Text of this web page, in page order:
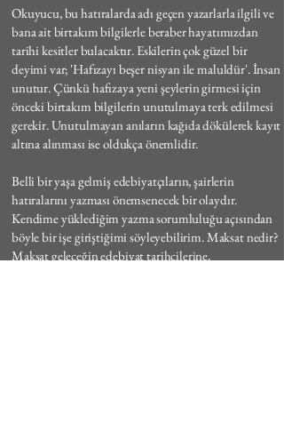
Okuyucu, bu hatıralarda adı geçen yazarlarla ilgili ve
bana ait birtakım bilgilerle beraber hayatımızdan
tarihi kesitler bulacaktır. Eskilerin çok güzel bir
deyimi var; 'Hafızayı beşer nisyan ile maluldür'. İnsan
unutur. Çünkü hafızaya yeni şeylerin girmesi için
önceki birtakım bilgilerin unutulmaya terk edilmesi
gerekir. Unutulmayan anıların kağıda dökülerek kayıt
altına alınması ise oldukça önemlidir.
Belli bir yaşa gelmiş edebiyatçıların, şairlerin
hatıralarını yazması önemsenecek bir olaydır.
Kendime yüklediğim yazma sorumluluğu açısından
böyle bir işe giriştiğimi söyleyebilirim. Maksat nedir?
Maksat geleceğin edebiyat tarihçilerine,